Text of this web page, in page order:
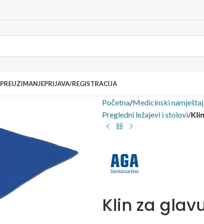
PREUZIMANJEPRIJAVA/REGISTRACIJA
Početna/Medicinski
Pregledni ležajevi i stolovi/
Klin za